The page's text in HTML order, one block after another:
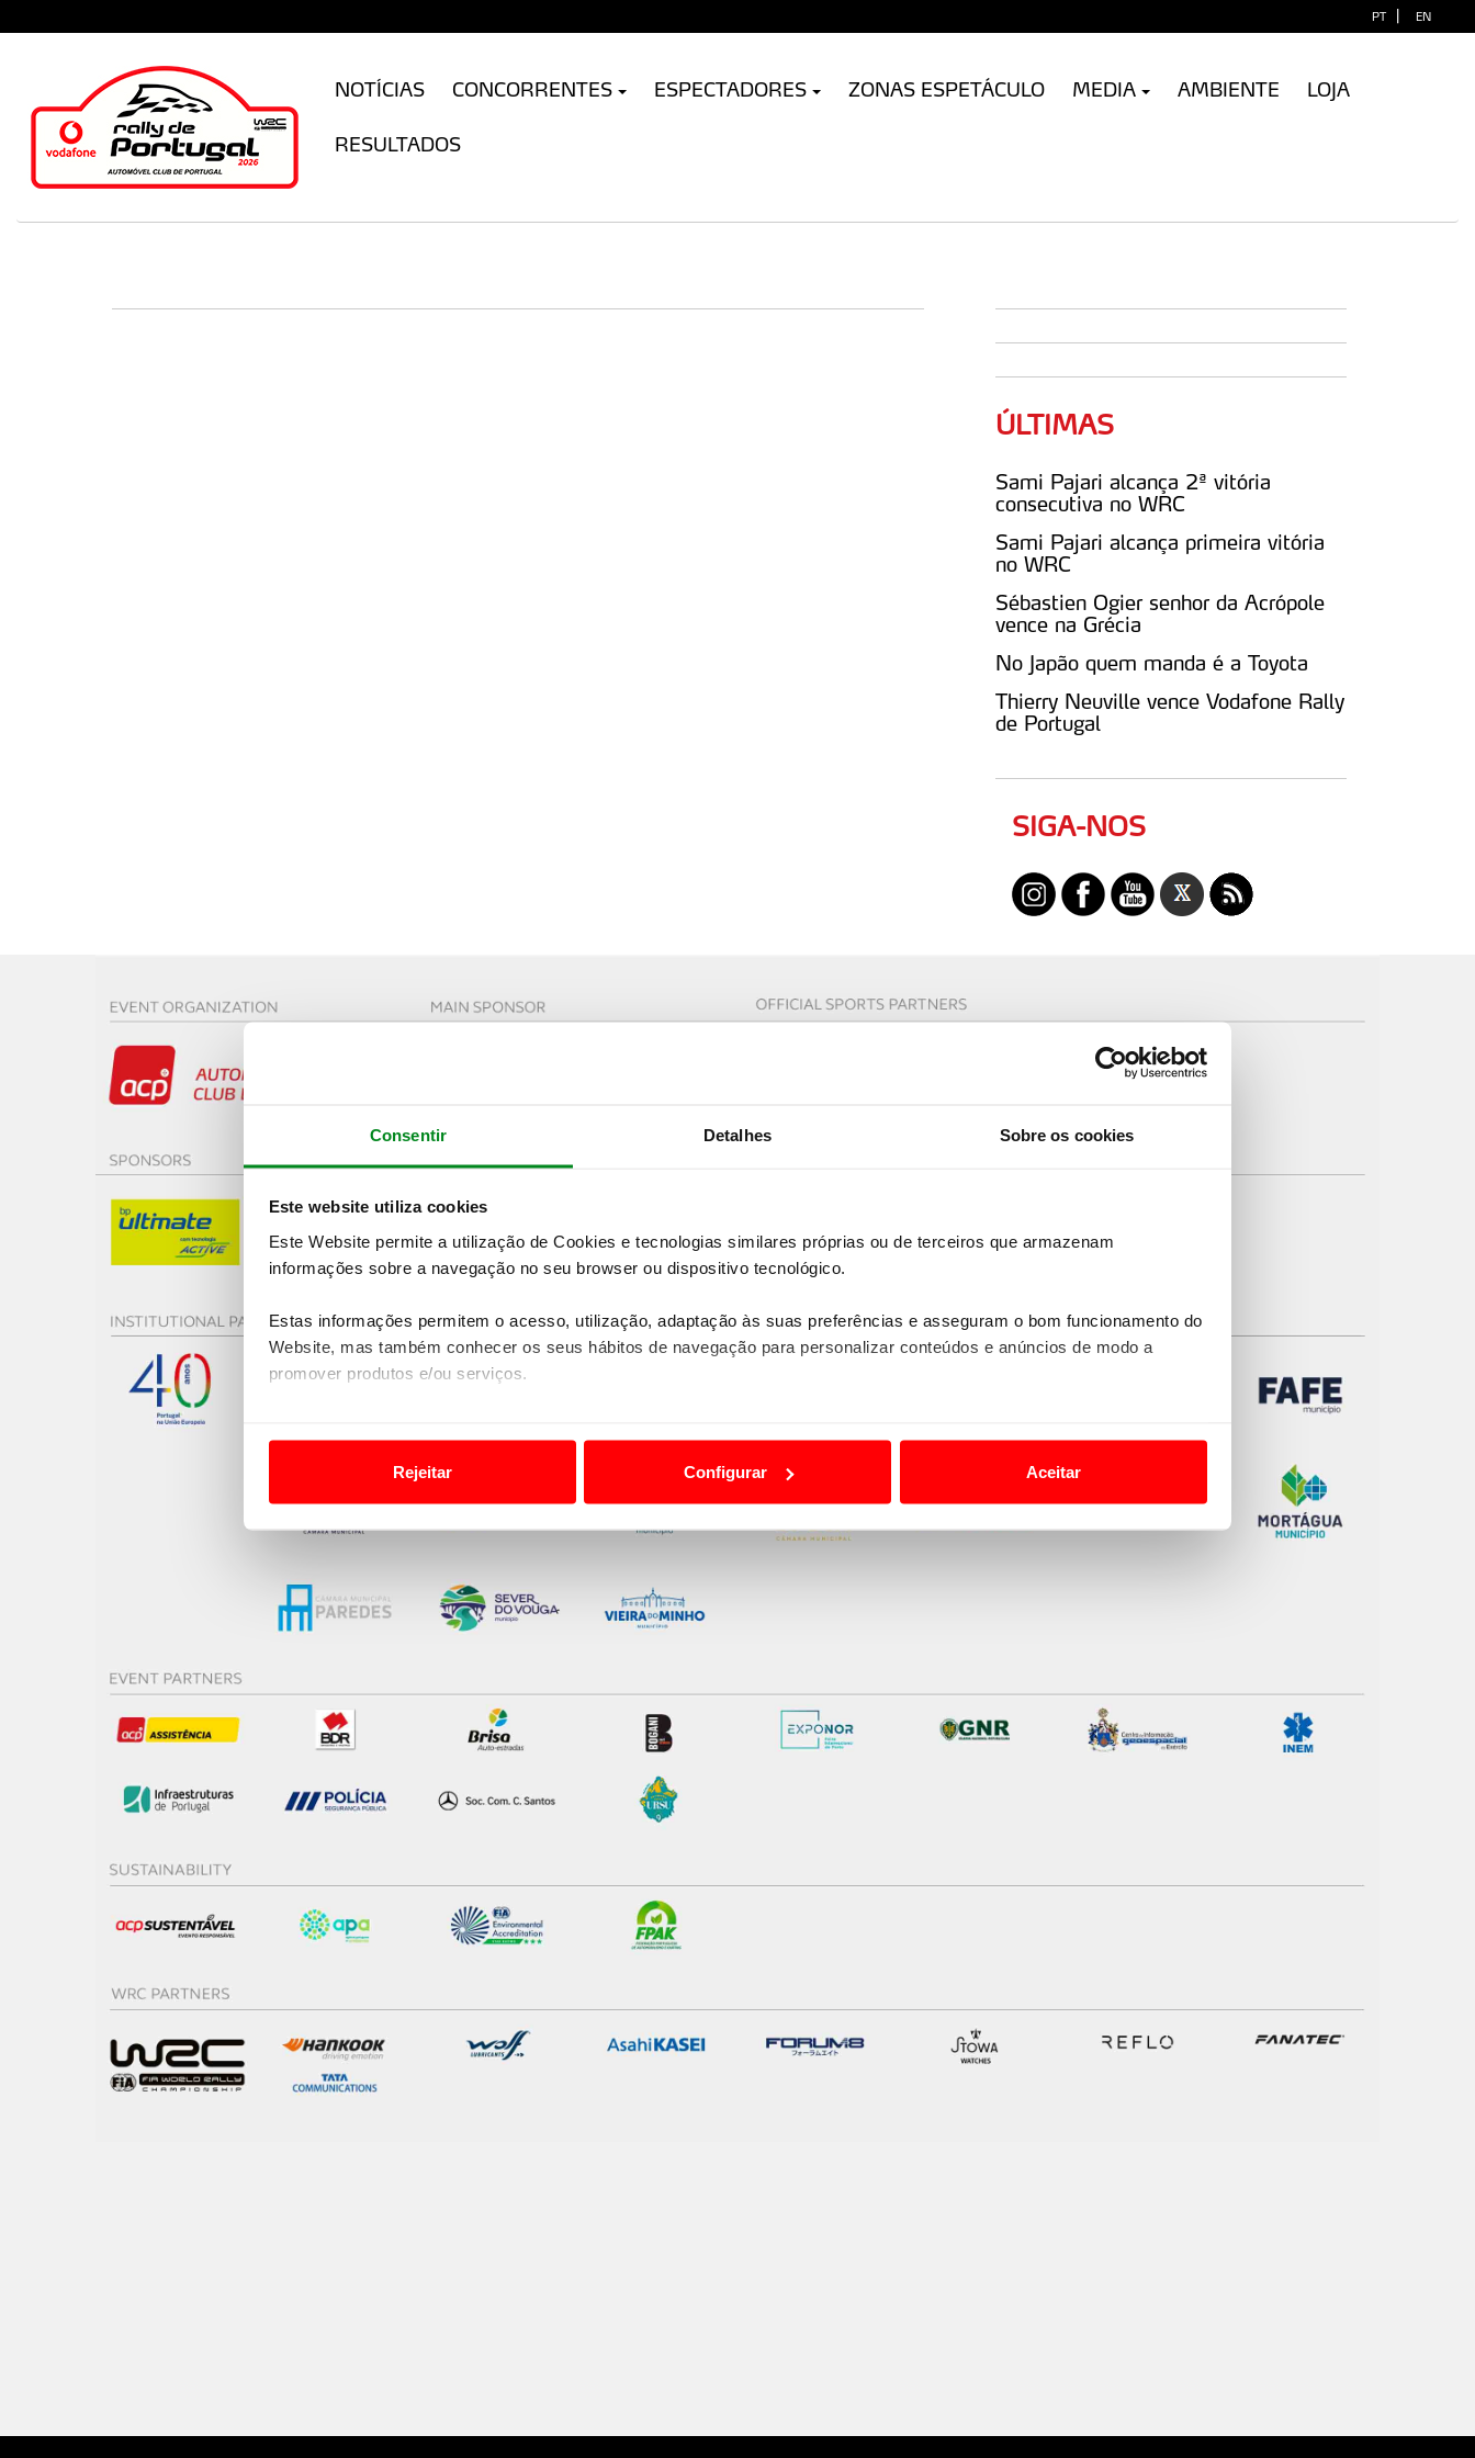
Consentir Detalhes Sobre os cookies
Este website utiliza cookies
Este Website permite a utilização de Cookies e tecnologias similares próprias ou de terceiros que armazenam
informações sobre a navegação no seu browser ou dispositivo tecnológico.
Estas informações permitem o acesso, utilização, adaptação às suas preferências e asseguram o bom funcionamento do
Website, mas também conhecer os seus hábitos de navegação para personalizar conteúdos e anúncios de modo a
promover produtos e/ou serviços.
Usamos cookies para melhorar a sua experiência digital, personalizar conteúdos e anúncios, para lhe proporcionar
funcionalidades de redes sociais, bem como para analisar dados de navegação no nosso website.
Adicionalmente partilhamos informação, relativa à sua utilização do nosso site de publicidade e de análise, com parceiros
e organizações na UE e em países terceiros.
Realçamos que o bloqueio de certo tipo de Cookies e tecnologias similares pode ter impacto na sua experiência de
Rejeitar Configurar Aceitar
PT | EN
NOTÍCIAS CONCORRENTES ESPECTADORES ZONAS ESPETÁCULO MEDIA AMBIENTE LOJA
RESULTADOS
ÚLTIMAS
Sami Pajari alcança 2ª vitória
consecutiva no WRC
Sami Pajari alcança primeira vitória
no WRC
Sébastien Ogier senhor da Acrópole
vence na Grécia
No Japão quem manda é a Toyota
Thierry Neuville vence Vodafone Rally
de Portugal
SIGA-NOS